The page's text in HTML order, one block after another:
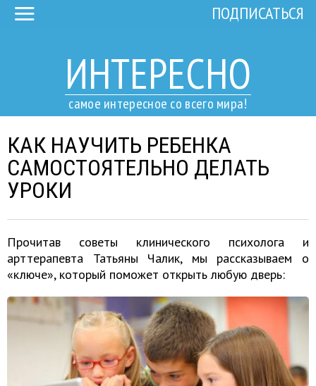
ИНТЕРЕСНО
самое интересное со всего мира!
ПОДПИСАТЬСЯ
КАК НАУЧИТЬ РЕБЕНКА
САМОСТОЯТЕЛЬНО ДЕЛАТЬ
УРОКИ
Прочитав советы клинического психолога и
арттерапевта Татьяны Чалик, мы рассказываем о
«ключе», который поможет открыть любую дверь: